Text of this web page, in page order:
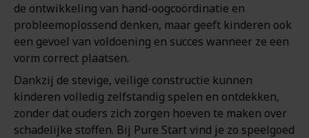
de ontwikkeling van hand-oogcoördinatie en
probleemoplossend denken, maar geeft kinderen ook
een gevoel van voldoening en succes wanneer ze een
vorm correct plaatsen.
Dankzij de stevige, veilige constructie kunnen
kinderen volledig zelfstandig spelen en ontdekken,
zonder dat ouders zich zorgen hoeven te maken over
schadelijke stoffen. Bij Pure Start vind je zo speelgoed